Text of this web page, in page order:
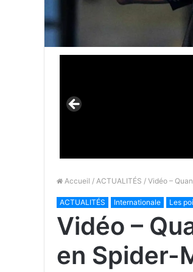
Accueil / ACTUALITÉS / Vidéo –
ACTUALITÉS Internationale Les
Vidéo –
en Spider-